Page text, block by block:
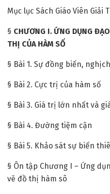
Mục lục Sách Giáo Viên Giải
§ CHƯƠNG I. ỨNG DỤNG
THỊ CỦA HÀM SỐ
§ Bài 1. Sự đồng biến,
§ Bài 2. Cực trị của hàm số
§ Bài 3. Giá trị lớn nhất và
§ Bài 4. Đường tiệm cận
§ Bài 5. Khảo sát sự biến
§ Ôn tập Chương I – Ứng
vẽ đồ thị hàm sô